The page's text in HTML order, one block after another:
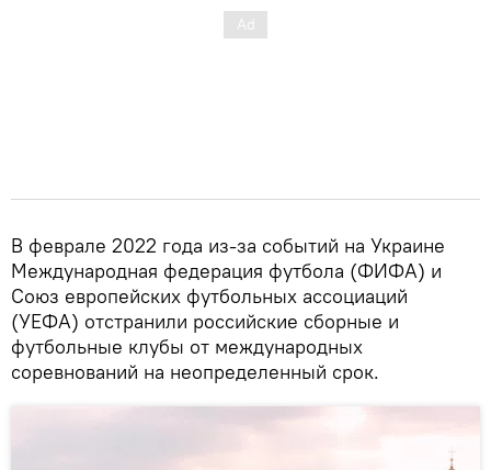
В феврале 2022 года из-за событий на Украине
Международная федерация футбола (ФИФА) и
Союз европейских футбольных ассоциаций
(УЕФА) отстранили российские сборные и
футбольные клубы от международных
соревнований на неопределенный срок.